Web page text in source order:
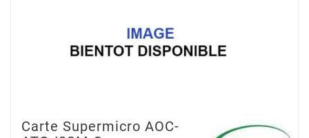
Carte Supermicro AOC-